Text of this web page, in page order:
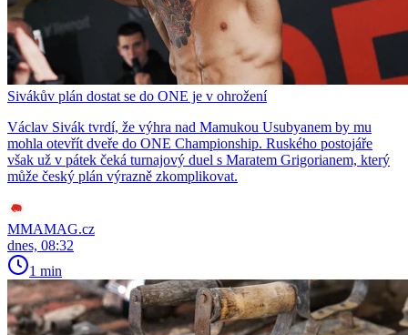
Sivákův plán dostat se do ONE je v ohrožení
Václav Sivák tvrdí, že výhra nad Mamukou Usubyanem by mu
mohla otevřít dveře do ONE Championship. Ruského postojáře
však už v pátek čeká turnajový duel s Maratem Grigorianem, který
může český plán výrazně zkomplikovat.
MMAMAG.cz
dnes, 08:32
1 min